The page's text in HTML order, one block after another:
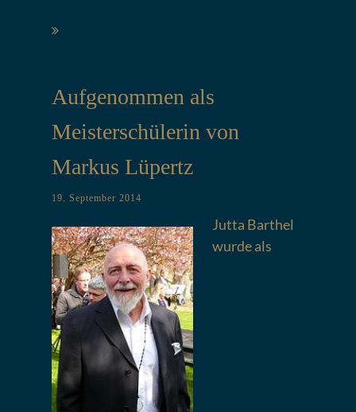
Aufgenommen als
Meisterschülerin von
Markus Lüpertz
19. September 2014
Jutta Barthel
wurde als